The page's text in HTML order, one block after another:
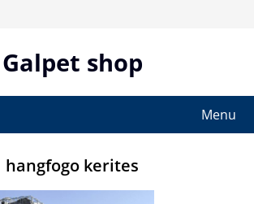
Galpet shop
Menu
hangfogo kerites